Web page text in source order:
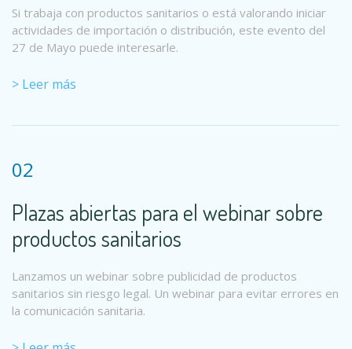
Si trabaja con productos sanitarios o está valorando iniciar
actividades de importación o distribución, este evento del
27 de Mayo puede interesarle.
> Leer más
02
Plazas abiertas para el webinar sobre
productos sanitarios
Lanzamos un webinar sobre publicidad de productos
sanitarios sin riesgo legal. Un webinar para evitar errores en
la comunicación sanitaria.